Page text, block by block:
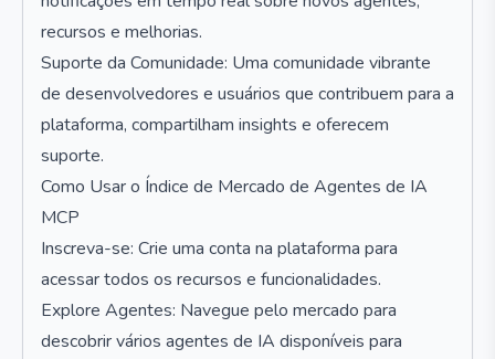
recursos e melhorias.
Suporte da Comunidade: Uma comunidade vibrante
de desenvolvedores e usuários que contribuem para a
plataforma, compartilham insights e oferecem
suporte.
Como Usar o Índice de Mercado de Agentes de IA
MCP
Inscreva-se: Crie uma conta na plataforma para
acessar todos os recursos e funcionalidades.
Explore Agentes: Navegue pelo mercado para
descobrir vários agentes de IA disponíveis para